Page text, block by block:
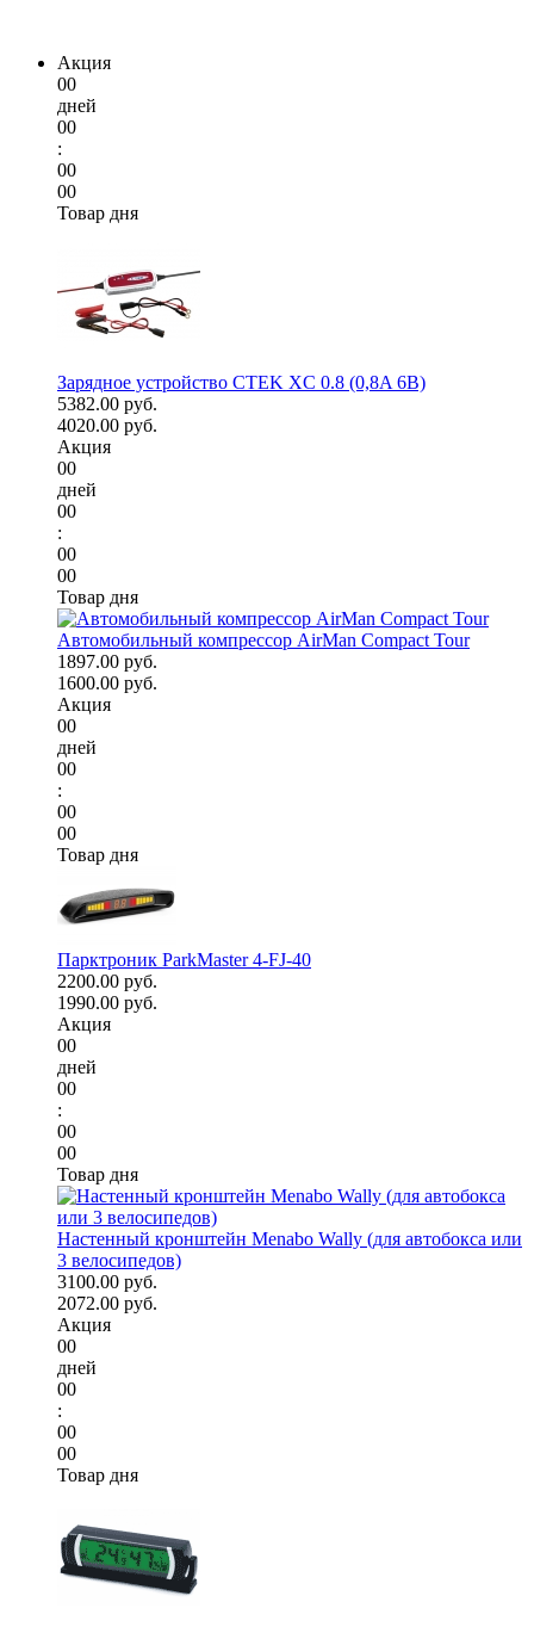
Акция
00
дней
00
:
00
00
Товар дня
Зарядное устройство CTEK XC 0.8 (0,8A 6В)
5382.00 руб.
4020.00 руб.
Акция
00
дней
00
:
00
00
Товар дня
Автомобильный компрессор AirMan Compact Tour
1897.00 руб.
1600.00 руб.
Акция
00
дней
00
:
00
00
Товар дня
Парктроник ParkMaster 4-FJ-40
2200.00 руб.
1990.00 руб.
Акция
00
дней
00
:
00
00
Товар дня
Настенный кронштейн Menabo Wally (для автобокса или
3 велосипедов)
3100.00 руб.
2072.00 руб.
Акция
00
дней
00
:
00
00
Товар дня